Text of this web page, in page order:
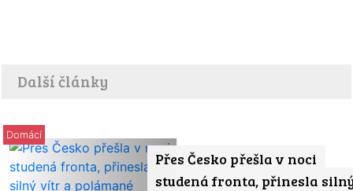
Další články
Přes Česko přešla v noci
studená fronta, přinesla
Domácí